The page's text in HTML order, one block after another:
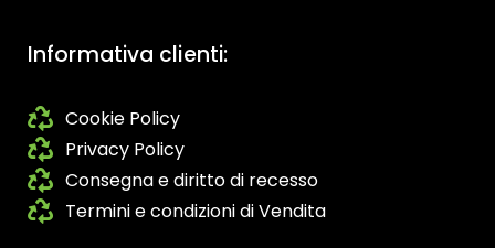
Informativa clienti:
Cookie Policy
Privacy Policy
Consegna e diritto di recesso
Termini e condizioni di Vendita